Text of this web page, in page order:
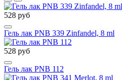
528 руб
Гель лак PNB 339 Zinfandel, 8 ml
528 руб
Гель лак PNB 112